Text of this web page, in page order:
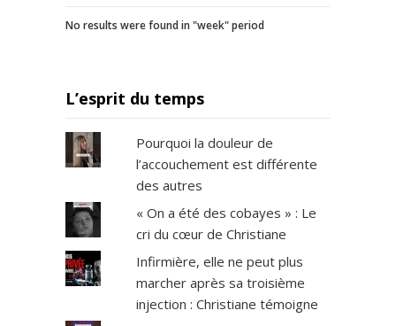
No results were found in "week" period
L’esprit du temps
Pourquoi la douleur de
l’accouchement est différente
des autres
« On a été des cobayes » : Le
cri du cœur de Christiane
Infirmière, elle ne peut plus
marcher après sa troisième
injection : Christiane témoigne